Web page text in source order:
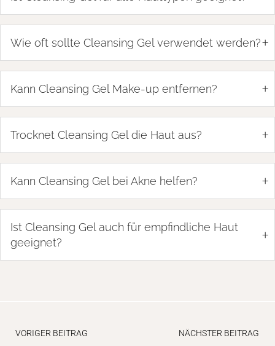
Wie oft sollte Cleansing Gel verwendet werden?+
Kann Cleansing Gel Make-up entfernen? +
Trocknet Cleansing Gel die Haut aus? +
Kann Cleansing Gel bei Akne helfen? +
Ist Cleansing Gel auch für empfindliche Haut
geeignet?
+
VORIGER BEITRAG NÄCHSTER BEITRAG